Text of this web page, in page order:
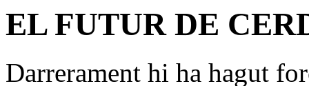
EL FUTUR DE
Darrerament hi ha hagut